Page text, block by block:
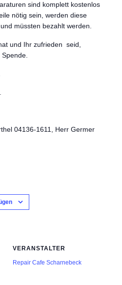
sind komplett kostenlos
nötig sein, werden diese
müssten bezahlt werden.
und Ihr zufrieden seid,
04136-1611, Herr Germer
VERANSTALTER
Repair Cafe Scharnebeck